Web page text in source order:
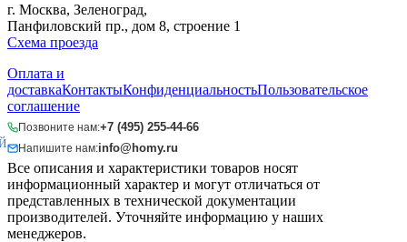
г. Москва, Зеленоград,
Панфиловский пр., дом 8, строение 1
Схема проезда
Оплата и
доставкаКонтактыКонфиденциальностьПользовательское
соглашение
Позвоните нам:+7 (495) 255-44-66
Напишите нам:info@homy.ru
Все описания и характеристики товаров носят
информационный характер и могут отличаться от
представленных в технической документации
производителей. Уточняйте информацию у наших
менеджеров.